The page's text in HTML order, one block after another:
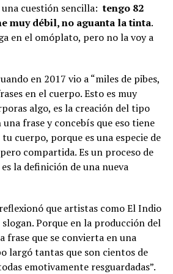
cuestión sencilla:tengo 82
muy débil, no aguanta la tinta.
en el omóplato, pero no la voy a
en 2017 vio a “miles de pibes,
en el cuerpo. Esto es muy
algo, es la creación del tipo
frase y concebís que eso tiene
cuerpo, porque es una especie de
compartida. Es un proceso de
la definición de una nueva
que artistas como El Indio
Porque en la producción del
frase que se convierta en una
largó tantas que son cientos de
emotivamente resguardadas”.